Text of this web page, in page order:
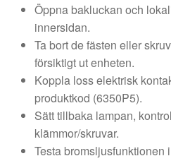
Öppna bakluckan och
innersidan.
Ta bort de fästen eller
försiktigt ut enheten.
Koppla loss elektrisk
produktkod (6350P5).
Sätt tillbaka lampan,
klämmor/skruvar.
Testa bromsljusfunktionen